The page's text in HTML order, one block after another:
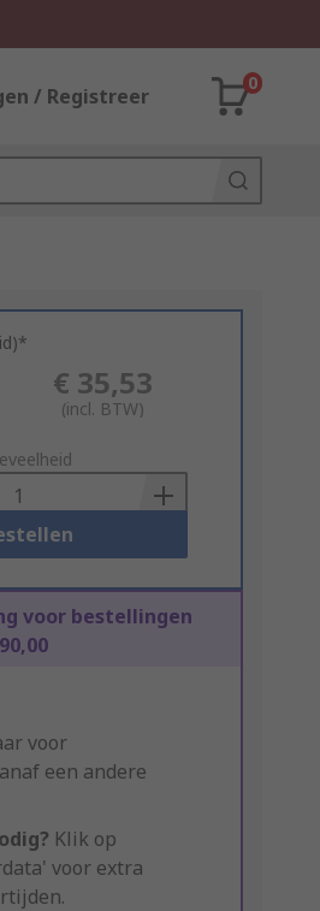
/ Registreer
0
€ 35,53
(incl. BTW)
voor bestellingen
voor
een andere
Klik op
voor extra